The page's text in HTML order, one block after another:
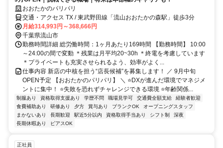
おおたかのパリパリ
交通・アクセス TX / 東武野田線「流山おおたかの森駅」徒歩3分
月給314,993円～368,666円
千葉県流山市
勤務時間詳細 総労働時間：1ヶ月あたり169時間 【勤務時間】 10:00
～24:00の間で変動 ＊残業は月平均20~30h ＊終電を考慮しています
＊プライベートも充実させられるよう、効率がよく...
仕事内容 新店の中核を担う“店長候補”を募集します！ ／ 9月中旬
OPEN予定 【おおたかのパリパリ】 ＼ ⭐DXが進んだ環境でマネジメ
ントに集中！ ⭐失敗を恐れずチャレンジできる環境 ⭐年齢関係...
制服あり 資格取得支援あり 学歴不問 職場見学可 交通費全額支給
経験者歓迎
食費補助あり
研修あり 夕方 賞与あり ブランクOK
オープニングスタッフ
まかないあり
長期歓迎 駅近5分以内 資格取得手当あり シフト制
深夜
長期休暇あり
ピアスOK
正社員